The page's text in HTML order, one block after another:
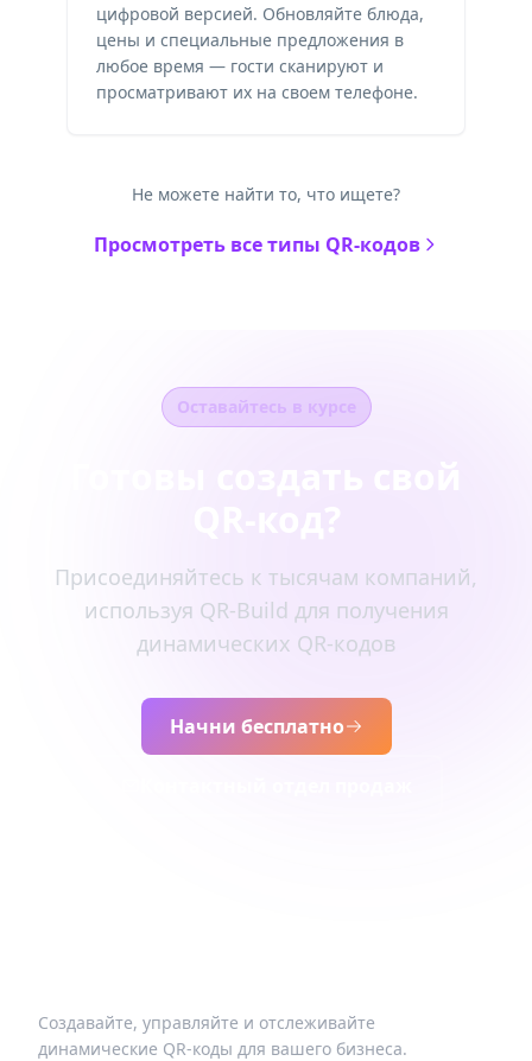
цифровой версией. Обновляйте блюда,
цены и специальные предложения в
любое время — гости сканируют и
просматривают их на своем телефоне.
Не можете найти то, что ищете?
Просмотреть все типы QR-кодов
Оставайтесь в курсе
Присоединяйтесь к тысячам компаний,
используя QR-Build для получения
динамических QR-кодов
Начни бесплатно
Создавайте, управляйте и отслеживайте
динамические QR-коды для вашего бизнеса.